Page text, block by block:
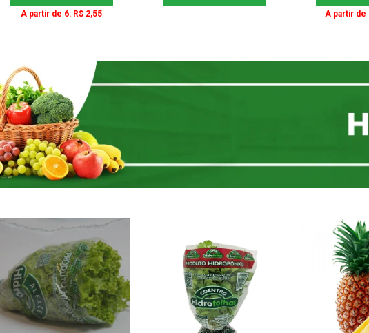
A partir de 6: R$ 2,55 A partir de